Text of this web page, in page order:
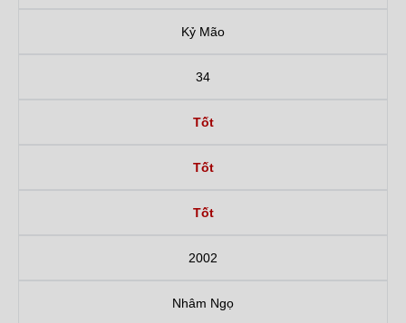
Kỷ Mão
34
Tốt
Tốt
Tốt
2002
Nhâm Ngọ